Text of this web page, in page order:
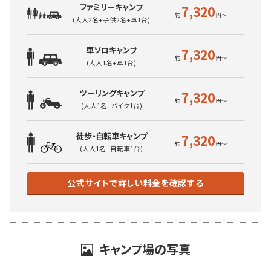
ファミリーキャンプ
(大人2名+子供2名+車1台) 7,320
車ソロキャンプ
(大人1名+車1台) 7,320
ツーリングキャンプ
(大人1名+バイク1台) 7,320
徒歩・自転車キャンプ
(大人1名+自転車1台) 7,320
公式サイトで詳しい料金を確認する
キャンプ場の写真